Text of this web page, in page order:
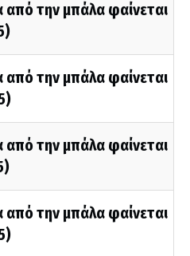
από την μπάλα φαίνεται
από την μπάλα φαίνεται
από την μπάλα φαίνεται
από την μπάλα φαίνεται